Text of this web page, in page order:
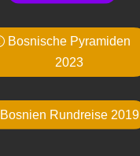
Bosnische Pyramiden
2023
Bosnien Rundreise 2019